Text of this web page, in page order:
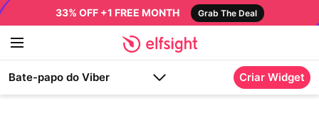
33% OFF +1 FREE MONTH Grab The Deal
Bate-papo do Viber Criar Widget